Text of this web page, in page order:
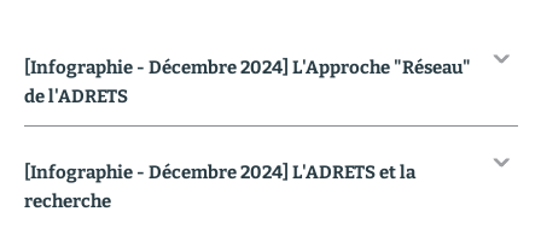
[Infographie - Décembre 2024] L'Approche "Réseau"
de l'ADRETS
[Infographie - Décembre 2024] L'ADRETS et la
recherche